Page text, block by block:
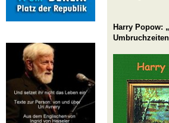
Harry Popow: